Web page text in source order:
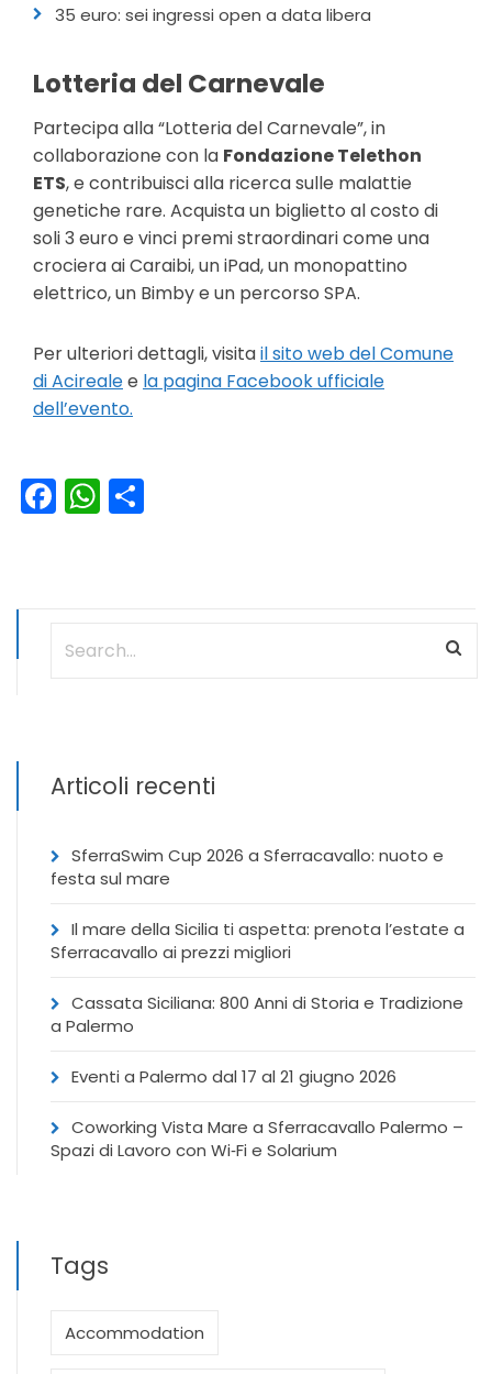
35 euro: sei ingressi open a data libera
Lotteria del Carnevale
Partecipa alla “Lotteria del Carnevale”, in
collaborazione con la Fondazione Telethon
ETS, e contribuisci alla ricerca sulle malattie
genetiche rare. Acquista un biglietto al costo di
soli 3 euro e vinci premi straordinari come una
crociera ai Caraibi, un iPad, un monopattino
elettrico, un Bimby e un percorso SPA.
Per ulteriori dettagli, visitail sito web del Comune
di Acirealee la pagina Facebook ufficiale
dell’evento.
Facebook
WhatsApp
Articoli recenti
SferraSwim Cup 2026 a Sferracavallo: nuoto e
festa sul mare
Il mare della Sicilia ti aspetta: prenota l’estate a
Sferracavallo ai prezzi migliori
Cassata Siciliana: 800 Anni di Storia e Tradizione
a Palermo
Eventi a Palermo dal 17 al 21 giugno 2026
Coworking Vista Mare a Sferracavallo Palermo –
Spazi di Lavoro con Wi‑Fi e Solarium
Tags
Accommodation